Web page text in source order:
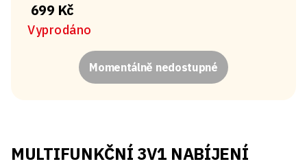
699 Kč
Vyprodáno
Momentálně nedostupné
MULTIFUNKČNÍ 3V1 NABÍJENÍ